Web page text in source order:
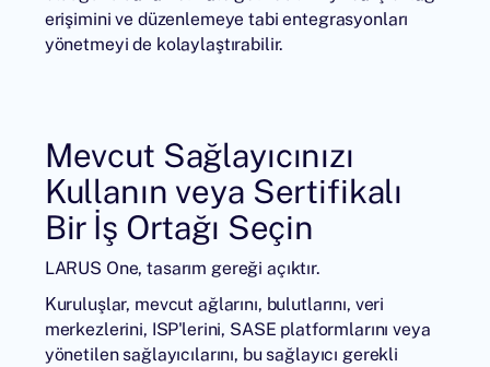
erişimini ve düzenlemeye tabi entegrasyonları
yönetmeyi de kolaylaştırabilir.
Mevcut Sağlayıcınızı
Kullanın veya Sertifikalı
Bir İş Ortağı Seçin
LARUS One, tasarım gereği açıktır.
Kuruluşlar, mevcut ağlarını, bulutlarını, veri
merkezlerini, ISP'lerini, SASE platformlarını veya
yönetilen sağlayıcılarını, bu sağlayıcı gerekli